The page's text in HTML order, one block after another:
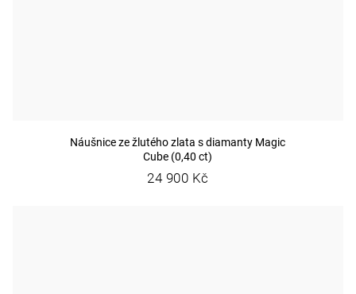
Náušnice ze žlutého zlata s diamanty Magic
Cube (0,40 ct)
24 900 Kč